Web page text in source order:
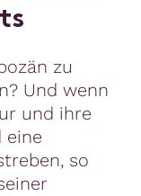
ts
zu
Und wenn
und ihre
eine
so